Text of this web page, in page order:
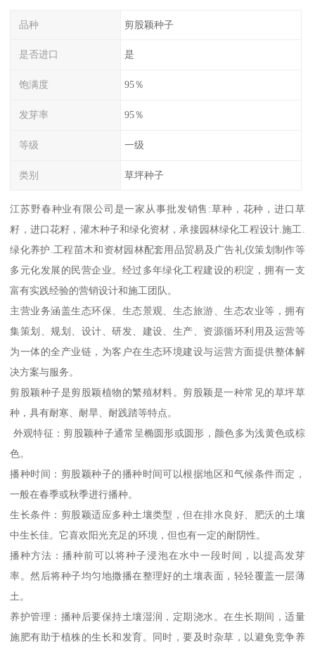
品种 剪股颖种子
是否进口 是
饱满度 95％
发芽率 95％
等级 一级
类别 草坪种子
江苏野春种业有限公司是一家从事批发销售:草种，花种，进口草
籽，进口花籽，灌木种子和绿化资材，承接园林绿化工程设计.施工.
绿化养护.工程苗木和资材园林配套用品贸易及广告礼仪策划制作等
多元化发展的民营企业。经过多年绿化工程建设的积淀，拥有一支
富有实践经验的营销设计和施工团队。
主营业务涵盖生态环保、生态景观、生态旅游、生态农业等，拥有
集策划、规划、设计、研发、建设、生产、资源循环利用及运营等
为一体的全产业链，为客户在生态环境建设与运营方面提供整体解
决方案与服务。
剪股颖种子是剪股颖植物的繁殖材料。剪股颖是一种常见的草坪草
种，具有耐寒、耐旱、耐践踏等特点。
外观特征：剪股颖种子通常呈椭圆形或圆形，颜色多为浅黄色或棕
色。
播种时间：剪股颖种子的播种时间可以根据地区和气候条件而定，
一般在春季或秋季进行播种。
生长条件：剪股颖适应多种土壤类型，但在排水良好、肥沃的土壤
中生长佳。它喜欢阳光充足的环境，但也有一定的耐阴性。
播种方法：播种前可以将种子浸泡在水中一段时间，以提高发芽
率。然后将种子均匀地撒播在整理好的土壤表面，轻轻覆盖一层薄
土。
养护管理：播种后要保持土壤湿润，定期浇水。在生长期间，适量
施肥有助于植株的生长和发育。同时，要及时杂草，以避免竞争养